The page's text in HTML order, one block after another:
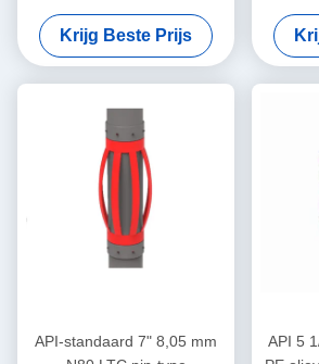
Centralizer voor het
Beperken van de
Verplaatsing van Casing
Centralizers in Olie & Gas
Operaties
Krijg Beste Prijs
kraag
API-standaard 7" 8,05 mm
API 5